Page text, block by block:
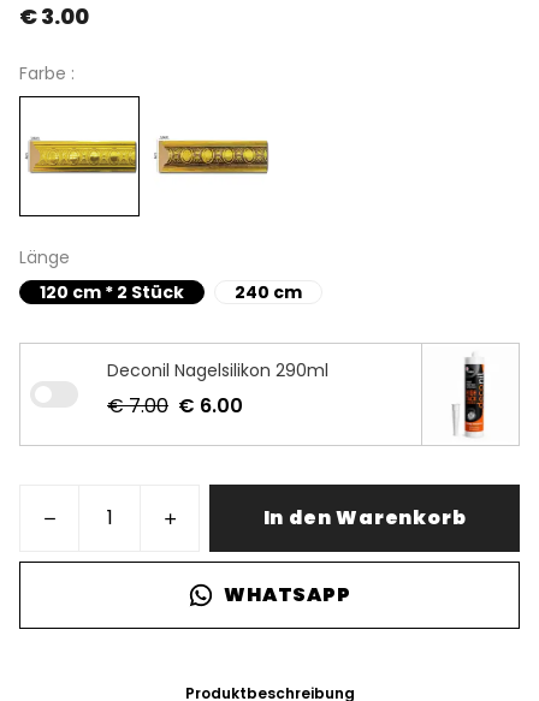
€ 3.00
Farbe :
Länge
120 cm * 2 Stück
240 cm
Deconil Nagelsilikon 290ml
€ 7.00 € 6.00
In den Warenkorb
WHATSAPP
Produktbeschreibung